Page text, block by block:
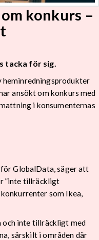
konkurs –
tacka för sig.
heminredningsprodukter
ansökt om konkurs med
i konsumenternas
GlobalData, säger att
”inte tillräckligt
som Ikea,
och inte tillräckligt med
särskilt i områden där